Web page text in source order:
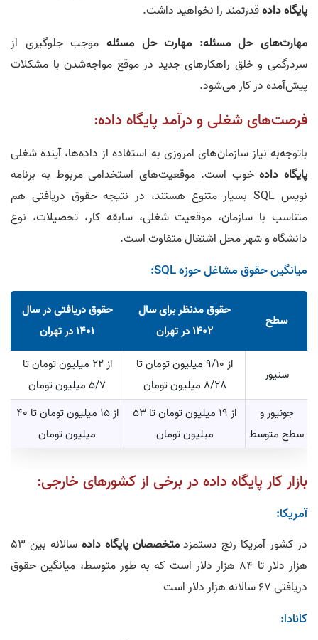
پایگاه‌ دادهقدرتمند را نخواهید داشت.
مهارت‌های حل مسئله: مهارت حل مسئله موجب جلوگیری از
سردرگمی و خلق راهکارهای جدید در موقع مواجه‌شدن با مشکلات
پیش‌آمده در کار می‌شود.
فرصت‌های شغلی و درآمد پایگاه‌ داده:
باتوجه‌به نیاز سازمان‌های امروزی به استفاده از داده‌ها، آینده شغلی
پایگاه‌ دادهخوب است. موقعیت‌های استخدامی مربوط به برنامه‌
نویس SQL بسیار متنوع هستند، در نتیجه حقوق دریافتی هم
متناسب با سازمان، موقعیت شغلی، سابقه کار، تحصیلات، نوع
دانشگاه و شهر محل اشتغال متفاوت است.
میانگین حقوق مشاغل حوزه SQL:
سطح
حقوق مدنظر برای سال
1402 در تهران
حقوق دریافتی در سال
1401 در تهران
سنیور
از 9/10 میلیون تومان تا
8/28 میلیون تومان
از 22 میلیون تومان تا
5/7 میلیون تومان
جونیور و
سطح متوسط
از 19 میلیون تومان تا 53
میلیون تومان
از 15 میلیون تومان تا 40
میلیون تومان
بازار کار پایگاه‌ داده در برخی از کشورهای خارجی:
آمریکا:
در کشور آمریکا رنج دستمزدمتخصصان پایگاه‌ داده
سالانه بین 53
هزار دلار تا 84 هزار دلار است که به طور متوسط، میانگین حقوق
دریافتی 67 سالانه هزار دلار است
کانادا: